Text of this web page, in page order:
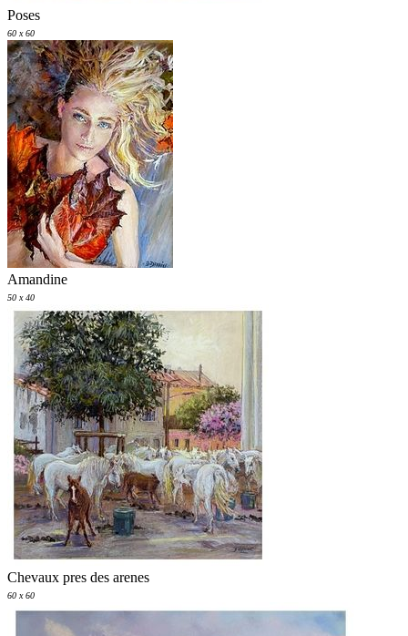
Poses
60 x 60
Amandine
50 x 40
Chevaux pres des arenes
60 x 60